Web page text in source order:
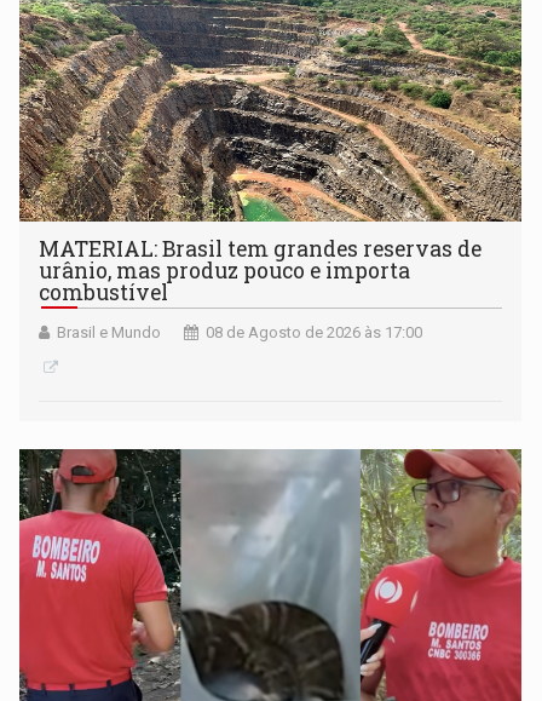
MATERIAL: Brasil tem grandes reservas de
urânio, mas produz pouco e importa
combustível
Brasil e Mundo 08 de Agosto de 2026 às 17:00